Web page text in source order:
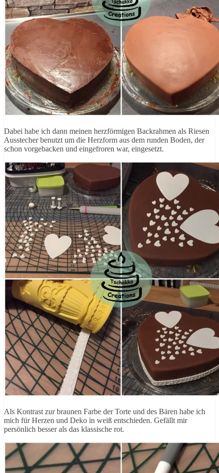
Dabei habe ich dann meinen herzförmigen Backrahmen als Riesen
Ausstecher benutzt um die Herzform aus dem runden Boden, der
schon vorgebacken und eingefroren war, eingesetzt.
Als Kontrast zur braunen Farbe der Torte und des Bären habe ich
mich für Herzen und Deko in weiß entschieden. Gefällt mir
persönlich besser als das klassische rot.